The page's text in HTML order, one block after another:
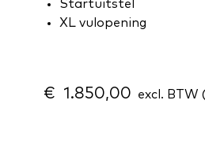
Startuitstel
XL vulopening
€ 1.850,00 excl. BTW